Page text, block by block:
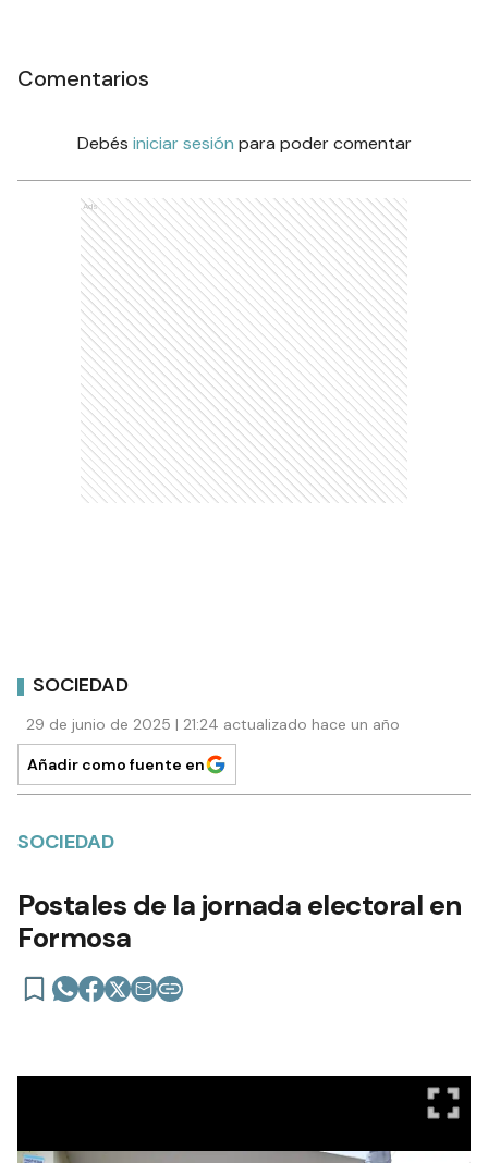
Comentarios
Debés iniciar sesión para poder comentar
Ads
SOCIEDAD
29 de junio de 2025 | 21:24 actualizado hace un año
Añadir como fuente en
SOCIEDAD
Postales de la jornada electoral en
Formosa